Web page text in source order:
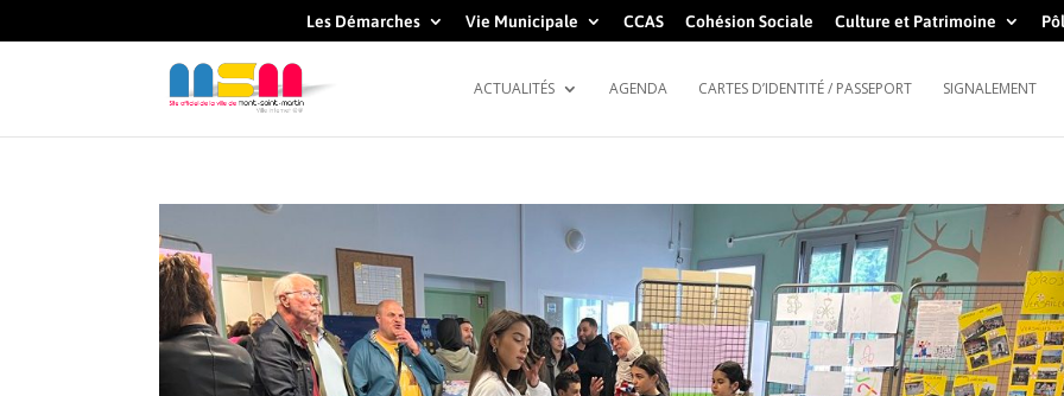
Les Démarches Vie Municipale CCAS Cohésion Sociale Culture et Patrimoine
ACTUALITÉS AGENDA CARTES D’IDENTITÉ / PASSEPORT SIGNALEMENT